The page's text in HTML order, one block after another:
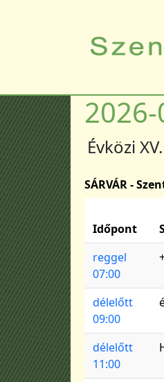
Évközi
SÁRVÁR -
Időpont
reggel
07:00
délelőtt
09:00
délelőtt
11:00